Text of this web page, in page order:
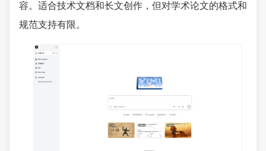
容。适合技术文档和长文创作，但对学术论文的格式和
规范支持有限。